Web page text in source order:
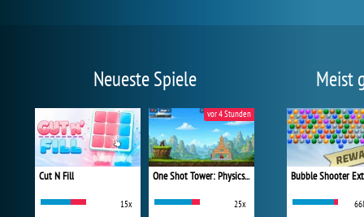
Neueste Spiele
Cut N Fill
15x
One Shot Tower: Physics Destroyer
25x
vor 4 Stunden
Meist
Bubble Shooter